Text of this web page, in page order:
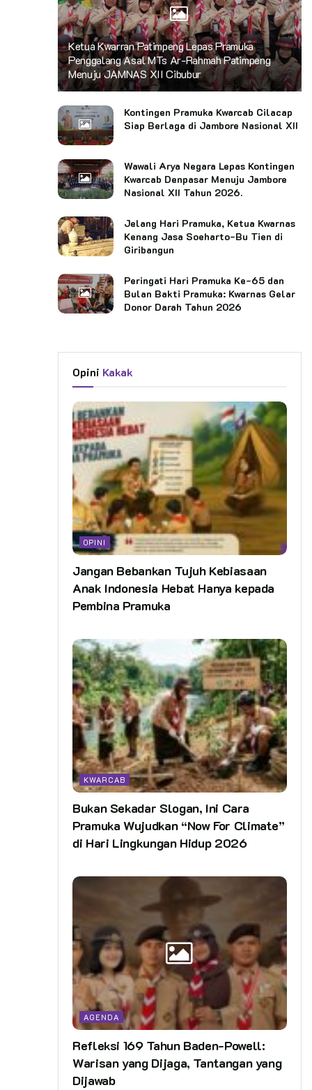
Juara Umum Baden Powell Day Tahun 2025 Golongan
Tergiat I Pangkalan SMAN 2 Karanganyar
Tergiat II Pangkalan SMKN 1 Karanganyar
Kwarran Karanganyar Adakan Baden Powell Day
Ketua Kwarran Patimpeng Lepas Pramuka
Penggalang Asal MTs Ar-Rahmah Patimpeng
Menuju JAMNAS XII Cibubur
Kontingen Pramuka Kwarcab Cilacap
Siap Berlaga di Jambore Nasional XII
Wawali Arya Negara Lepas Kontingen
Kwarcab Denpasar Menuju Jambore
Nasional XII Tahun 2026.
Jelang Hari Pramuka, Ketua Kwarnas
Kenang Jasa Soeharto-Bu Tien di
Giribangun
Peringati Hari Pramuka Ke-65 dan
Bulan Bakti Pramuka: Kwarnas Gelar
Donor Darah Tahun 2026
Opini Kakak
OPINI
Jangan Bebankan Tujuh Kebiasaan
Anak Indonesia Hebat Hanya kepada
Pembina Pramuka
KWARCAB
Bukan Sekadar Slogan, Ini Cara
Pramuka Wujudkan “Now For Climate”
di Hari Lingkungan Hidup 2026
AGENDA
Refleksi 169 Tahun Baden-Powell:
Warisan yang Dijaga, Tantangan yang
Dijawab